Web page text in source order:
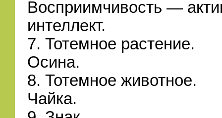
Восприимчивость —
интеллект.
7. Тотемное растение.
Осина.
8. Тотемное животное.
Чайка.